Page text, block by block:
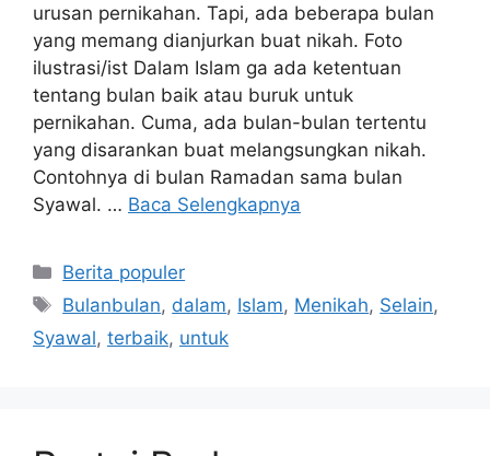
urusan pernikahan. Tapi, ada beberapa bulan
yang memang dianjurkan buat nikah. Foto
ilustrasi/ist Dalam Islam ga ada ketentuan
tentang bulan baik atau buruk untuk
pernikahan. Cuma, ada bulan-bulan tertentu
yang disarankan buat melangsungkan nikah.
Contohnya di bulan Ramadan sama bulan
Syawal. … Baca Selengkapnya
Kategori
Berita populer
Tag
Bulanbulan, dalam, Islam, Menikah, Selain,
Syawal, terbaik, untuk